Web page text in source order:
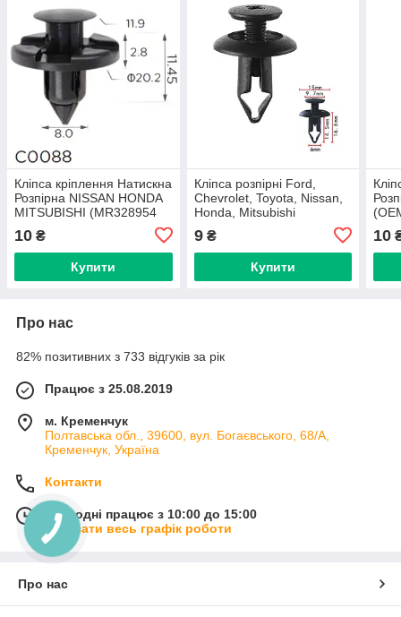
Кліпса кріплення Натискна
Розпірна NISSAN HONDA
MITSUBISHI (MR328954
91545SE000 01553-09321
0155309321 11395) C0088
10 ₴
Купити
Кліпса розпірні Ford,
Chevrolet, Toyota, Nissan,
Honda, Mitsubishi
(C1103)
9₴
Купити
10
Про нас
82% позитивних з 733 відгуків за рік
Працює з 25.08.2019
м. Кременчук
Полтавська обл., 39600, вул. Богаєвського, 68/А,
Кременчук, Україна
Контакти
Сьогодні працює з 10:00 до 15:00
Показати весь графік роботи
Про нас